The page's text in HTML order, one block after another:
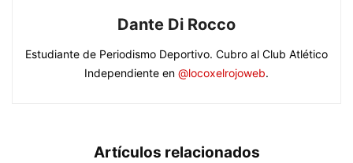
Dante Di Rocco
Estudiante de Periodismo Deportivo. Cubro al Club Atlético
Independiente en @locoxelrojoweb.
Artículos relacionados